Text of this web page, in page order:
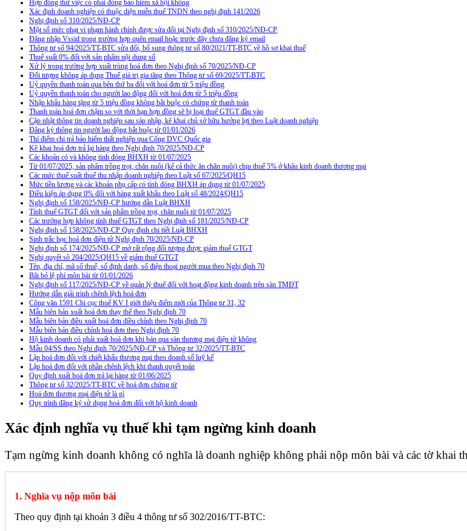
Hợp đồng thử việc có phải đóng bảo hiểm xã hội không
Xác định doanh nghiệp có thuộc diện miễn thuế TNDN theo nghị định 141/2026
Nghị định số 310/2025/NĐ-CP
Một số mức phạt vi phạm hành chính được sửa đổi tại Nghị định số 310/2025/NĐ-CP
Đăng nhập Vssid trong trường hợp quên email hoặc trước đây chưa đăng ký email
Thông tư số 94/2025/TT-BTC sửa đổi, bổ sung thông tư số 80/2021/TT-BTC về hồ sơ khai thuế
Thuế suất 0% đối với sản phẩm nội dung số
Xử lý trong trường hợp xuất trùng hoá đơn theo Nghị định số 70/2025/NĐ-CP
Đối tượng không áp dụng Thuế giá trị gia tăng theo Thông tư số 69/2025/TT-BTC
Uỷ quyền thanh toán qua bên thứ ba đối với hoá đơn từ 5 triệu đồng
Uỷ quyền thanh toán cho người lao động đối với hoá đơn từ 5 triệu đồng
Nhập khẩu hàng tặng từ 5 triệu đồng không bắt buộc có chứng từ thanh toán
Thanh toán hoá đơn chậm so với thời hạn hợp đồng sẽ bị loại thuế GTGT đầu vào
Cập nhật thông tin doanh nghiệp sau sáp nhập, kê khai chủ sở hữu hưởng lợi theo Luật doanh nghiệp
Đăng ký thông tin người lao động bắt buộc từ 01/01/2026
Thí điểm chi trả bảo hiểm thất nghiệp qua Cổng DVC Quốc gia
Kê khai hoá đơn trả lại hàng theo Nghị định 70/2025/NĐ-CP
Các khoản có và không tính đóng BHXH từ 01/07/2025
Từ 01/07/2025, sản phẩm trồng trọt, chăn nuôi (kể cả thức ăn chăn nuôi) chịu thuế 5% ở khâu kinh doanh thương mại
Các mức thuế suất thuế thu nhập doanh nghiệp theo Luật số 67/2025/QH15
Mức tiền lương và các khoản phụ cấp có tính đóng BHXH áp dụng từ 01/07/2025
Điều kiện áp dụng 0% đối với hàng xuất khẩu theo Luật số 48/2024/QH15
Nghị định số 158/2025/NĐ-CP hướng dẫn Luật BHXH
Tính thuế GTGT đối với sản phẩm trồng trọt, chăn nuôi từ 01/07/2025
Các trường hợp không tính thuế GTGT theo Nghị định số 181/2025/NĐ-CP
Nghị định số 158/2025/NĐ-CP Quy định chi tiết Luật BHXH
Sinh trắc học hoá đơn điện tử Nghị định 70/2025/NĐ-CP
Nghị định số 174/2025/NĐ-CP mở rất rộng đối tượng được giảm thuế GTGT
Nghị quyết sô 204/2025/QH15 về giảm thuế GTGT
Tên, địa chỉ, mã số thuế, số định danh, số điện thoại người mua theo Nghị định 70
Bãi bỏ lệ phí môn bài từ 01/01/2026
Nghị định số 117/2025/NĐ-CP về quản lý thuế đối với hoạt động kinh doanh trên sàn TMĐT
Hướng dẫn giải trình chênh lệch hoá đơn
Công văn 1591 Chi cục thuế KV I giới thiệu điểm mới của Thông tư 31, 32
Mẫu biên bản xuất hoá đơn thay thế theo Nghị định 70
Mẫu biên bản điều xuất hoá đơn điều chỉnh theo Nghị định 70
Mẫu biên bản điều chỉnh hoá đơn theo Nghị định 70
Hộ kinh doanh có phải xuất hoá đơn khi bán qua sàn thương mại điện tử không
Mẫu 04/SS theo Nghi định 70/2025/NĐ-CP và Thông tư 32/2025/TT-BTC
Lập hoá đơn đối với chiết khấu thương mại theo doanh số luỹ kế
Lập hoá đơn đối với phần chênh lệch khi thanh quyết toán
Quy định xuất hoá đơn trả lại hàng từ 01/06/2025
Thông tư số 32/2025/TT-BTC về hoá đơn chứng từ
Hoá đơn thương mại điện tử là gì
Quy trình đăng ký sử dụng hoá đơn đối với hộ kinh doanh
Xác định nghĩa vụ thuế khi tạm ngừng kinh doanh
Tạm ngừng kinh doanh không có nghĩa là doanh nghiệp không phải nộp môn bài và các tờ khai
1. Nghĩa vụ nộp môn bài
Theo quy định tại khoản 3 điều 4 thông tư số 302/2016/TT-BTC: